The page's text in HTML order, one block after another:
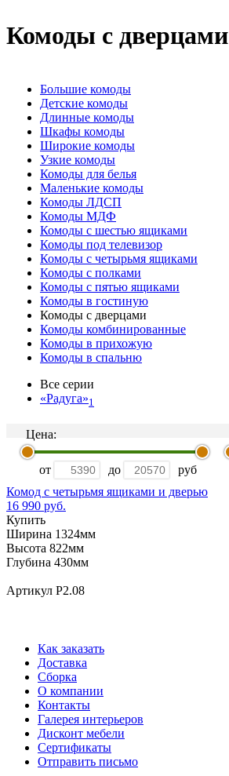
Комоды с дверцами
Большие комоды
Детские комоды
Длинные комоды
Шкафы комоды
Широкие комоды
Узкие комоды
Комоды для белья
Маленькие комоды
Комоды ЛДСП
Комоды МДФ
Комоды с шестью ящиками
Комоды под телевизор
Комоды с четырьмя ящиками
Комоды с полками
Комоды с пятью ящиками
Комоды в гостиную
Комоды с дверцами
Комоды комбинированные
Комоды в прихожую
Комоды в спальню
Все серии
«Радуга»1
Цена:
от до руб
Комод с четырьмя ящиками и дверью
16 990 руб.
Купить
Ширина 1324мм
Высота 822мм
Глубина 430мм
Артикул Р2.08
Как заказать
Доставка
Сборка
О компании
Контакты
Галерея интерьеров
Дисконт мебели
Сертификаты
Отправить письмо